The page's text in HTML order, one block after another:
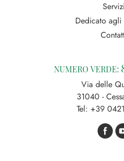
Servizi
Dedicato agli
NUMERO VERDE:
Via delle
31040 -
Tel: +39